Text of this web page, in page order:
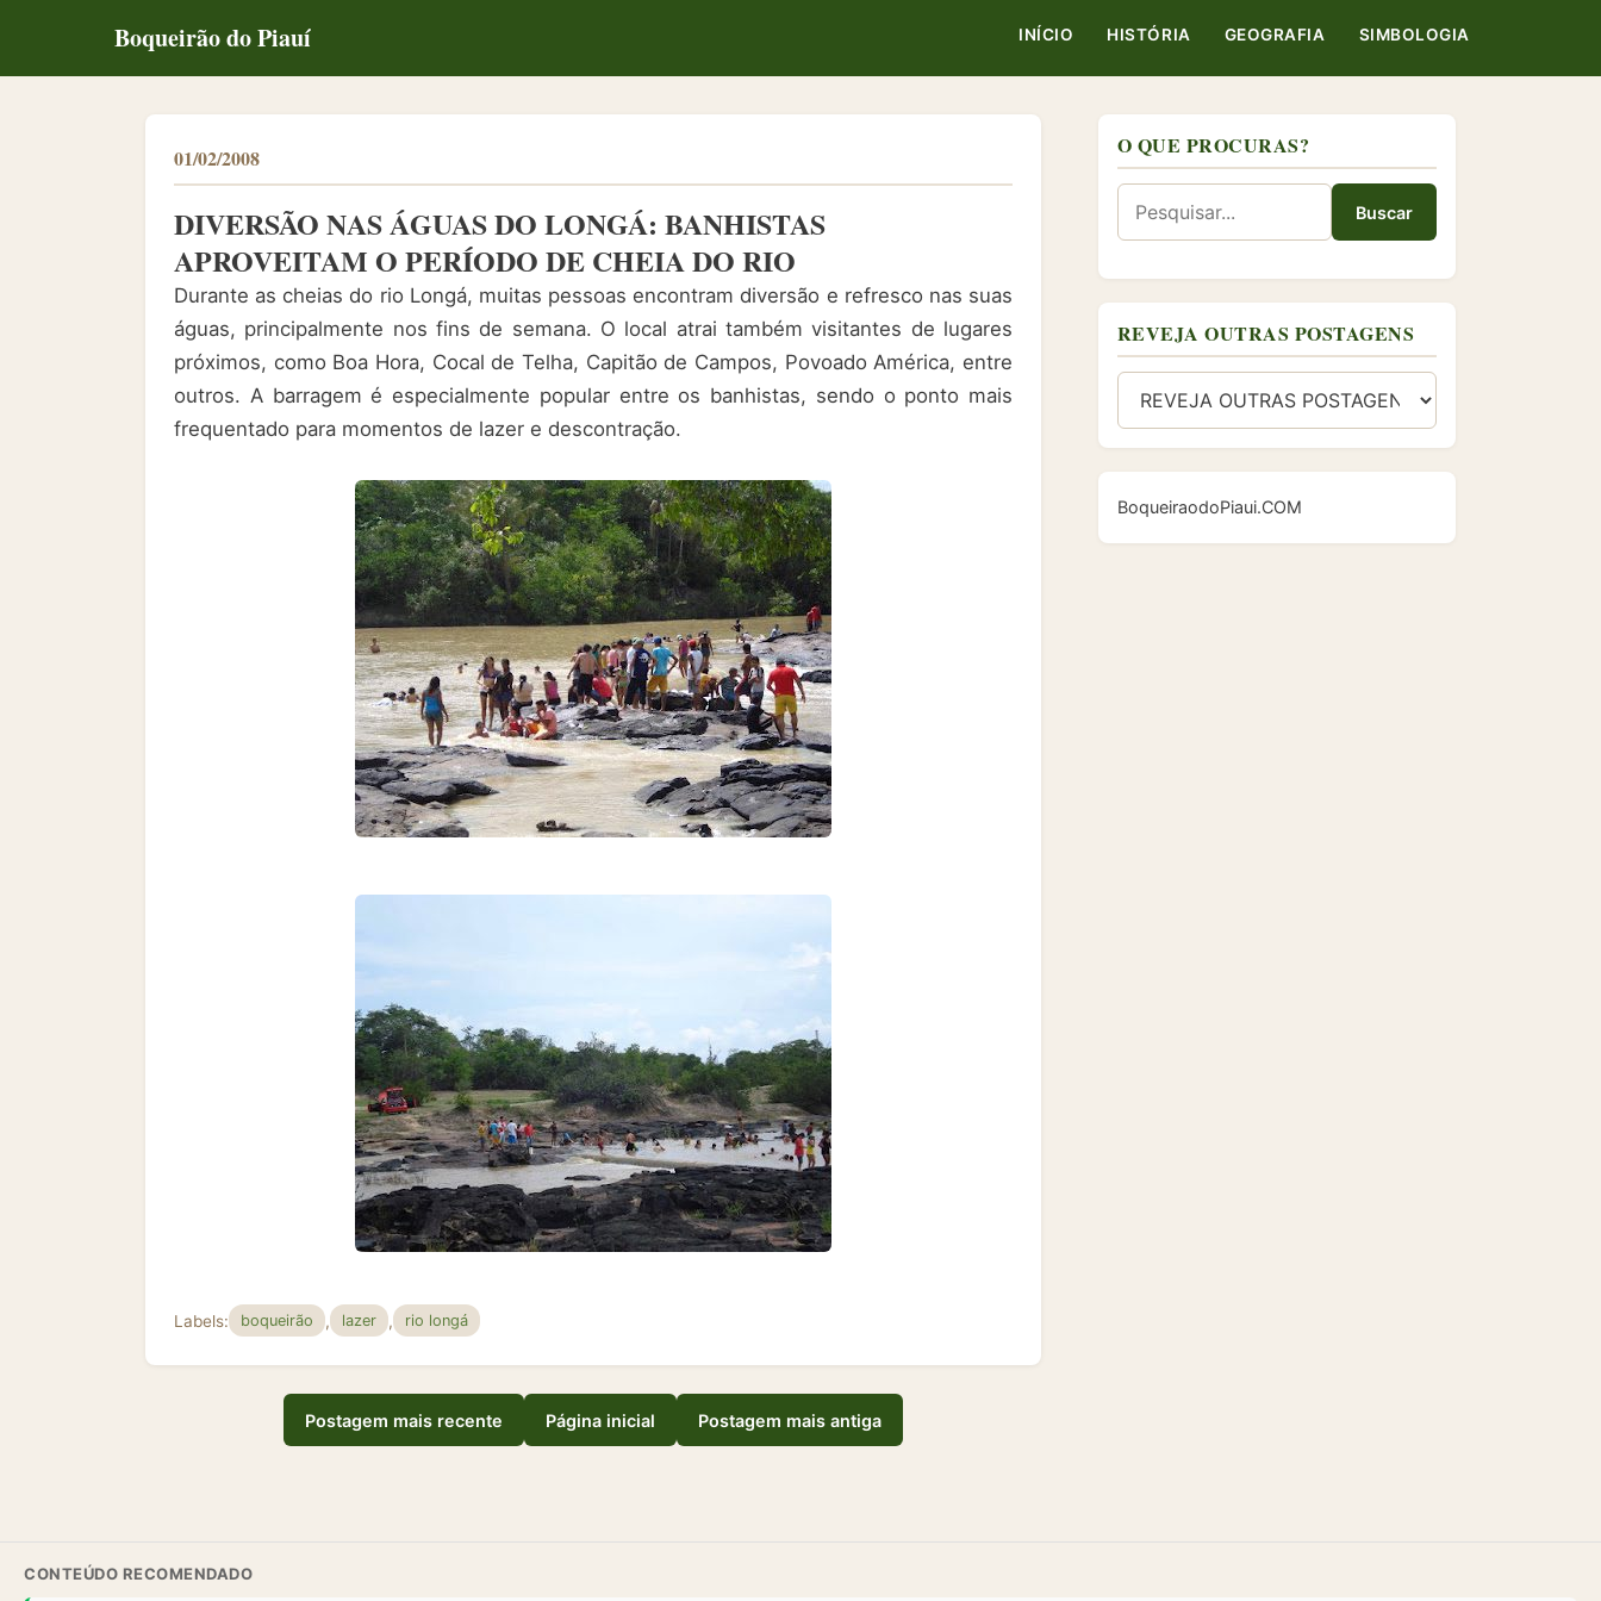
Boqueirão do Piauí INÍCIO HISTÓRIA GEOGRAFIA SIMBOLOGIA
01/02/2008
DIVERSÃO NAS ÁGUAS DO LONGÁ: BANHISTAS
APROVEITAM O PERÍODO DE CHEIA DO RIO
Durante as cheias do rio Longá, muitas pessoas encontram diversão e refresco nas suas
águas, principalmente nos fins de semana. O local atrai também visitantes de lugares
próximos, como Boa Hora, Cocal de Telha, Capitão de Campos, Povoado América, entre
outros. A barragem é especialmente popular entre os banhistas, sendo o ponto mais
frequentado para momentos de lazer e descontração.
Labels: boqueirão , lazer , rio longá
Postagem mais recente Página inicial Postagem mais antiga
O QUE PROCURAS?
Buscar
REVEJA OUTRAS POSTAGENS
BoqueiraodoPiaui.COM
CONTEÚDO RECOMENDADO